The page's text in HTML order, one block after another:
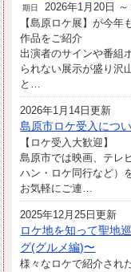
期日
2026年1月20日 ～
【島原ロケ展】が今
作品をご紹介
出演者のサインや番組
られない展示が盛り沢
と…
2026年1月14日更新
島原市ロケ受入につ
【ロケ受入大歓迎】
島原市では映画、テレ
ハン・ロケ同行など）
お気軽にご連…
2025年12月25日更新
ロケ地を知って聖地
グ(グルメ編)〜
様々なロケで紹介され